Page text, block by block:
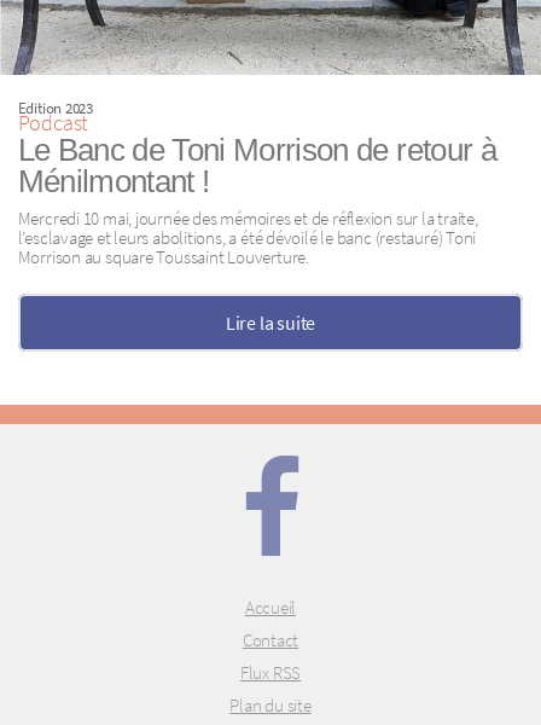
Edition 2023
Podcast
Le Banc de Toni Morrison de retour à
Ménilmontant !
Mercredi 10 mai, journée des mémoires et de réflexion sur la traite,
l’esclavage et leurs abolitions, a été dévoilé le banc (restauré) Toni
Morrison au square Toussaint Louverture.
Lire la suite
Accueil
Contact
Flux RSS
Plan du site